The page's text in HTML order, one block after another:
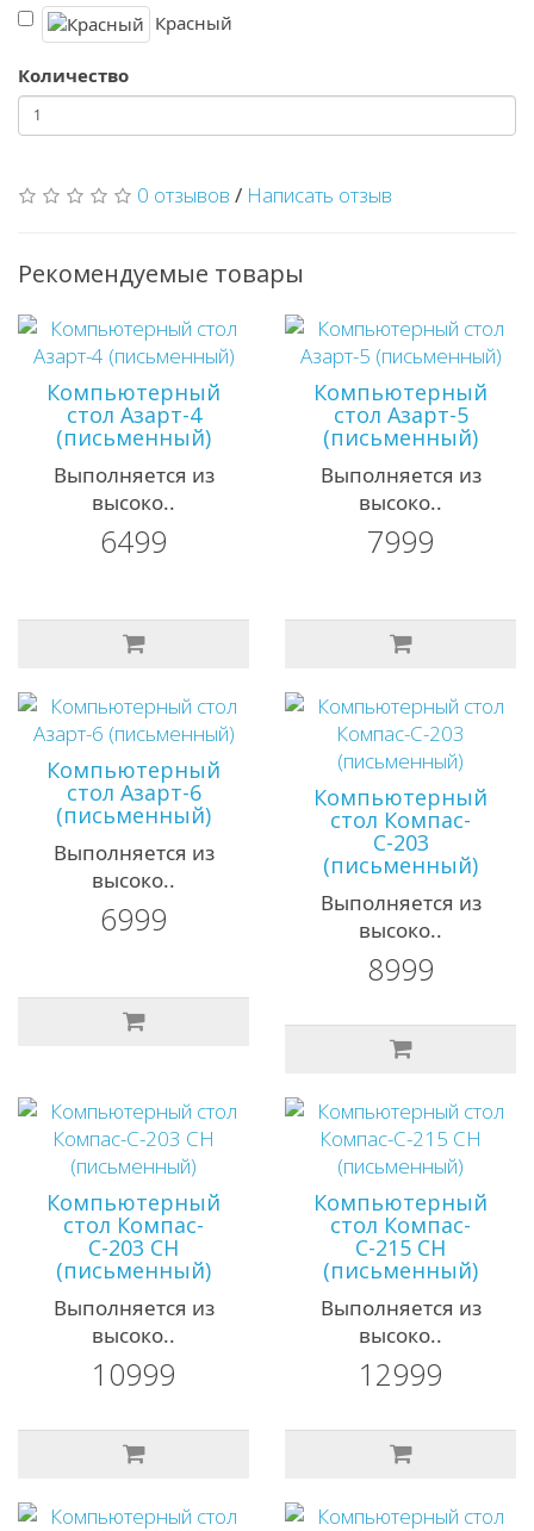
Красный
Количество
0 отзывов / Написать отзыв
Рекомендуемые товары
Компьютерный
стол Азарт-4
(письменный)
Выполняется из
высоко..
6499
Компьютерный
стол Азарт-5
(письменный)
Выполняется из
высоко..
7999
Компьютерный
стол Азарт-6
(письменный)
Выполняется из
высоко..
6999
Компьютерный
стол Компас-
С-203
(письменный)
Выполняется из
высоко..
8999
Компьютерный
стол Компас-
С-203 СН
(письменный)
Выполняется из
высоко..
10999
Компьютерный
стол Компас-
С-215 СН
(письменный)
Выполняется из
высоко..
12999